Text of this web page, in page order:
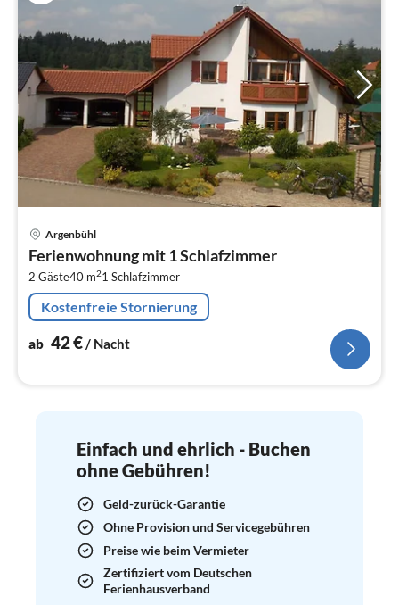
Argenbühl
Ferienwohnung mit 1 Schlafzimmer
2 Gäste40 m21 Schlafzimmer
Kostenfreie Stornierung
ab 42€/ Nacht
Einfach und ehrlich - Buchen
ohne Gebühren!
Geld-zurück-Garantie
Ohne Provision und Servicegebühren
Preise wie beim Vermieter
Zertifiziert vom Deutschen
Ferienhausverband